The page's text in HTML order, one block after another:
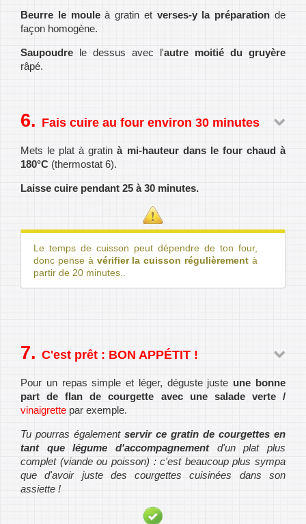
Beurre le mouleà gratin et verses-y la préparation de
façon homogène.
Saupoudre le dessus avec l'autre moitié du gruyère
râpé.
Fais cuire au four environ 30 minutes
Mets le plat à gratinà mi-hauteur dans le four chaud à
180°C (thermostat 6).
Laisse cuire pendant 25 à 30 minutes.
Le temps de cuisson peut dépendre de ton four,
donc pense à vérifier la cuisson régulièrement à
partir de 20 minutes..
C'est prêt : BON APPÉTIT !
Pour un repas simple et léger, déguste juste une bonne
part de flan de courgette avec une salade verte /
vinaigrette par exemple.
Tu pourras également servir ce gratin de courgettes en
tant que légume d'accompagnementd'un plat plus
complet (viande ou poisson) : c'est beaucoup plus sympa
que d'avoir juste des courgettes cuisinées dans son
assiette !